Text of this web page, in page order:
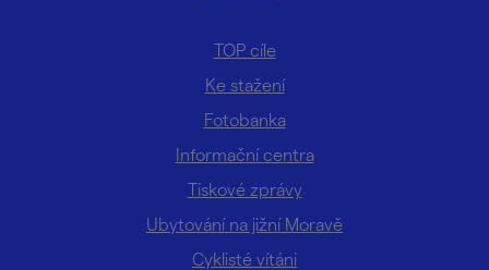
TOP cíle
Ke stažení
Fotobanka
Informační centra
Tiskové zprávy
Ubytování na jižní Moravě
Cyklisté vítáni